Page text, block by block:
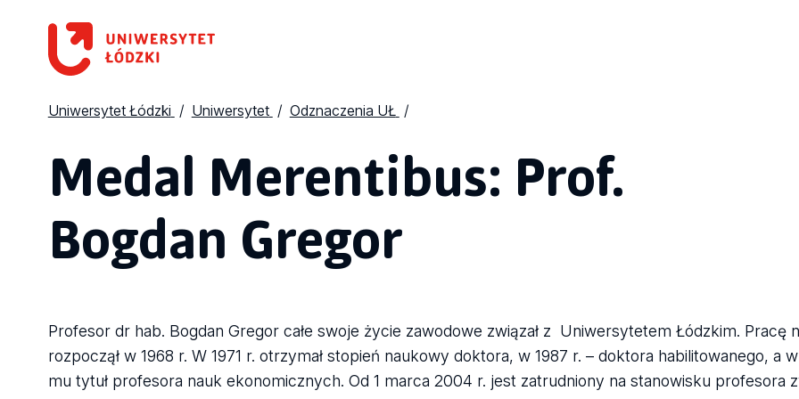
Uniwersytet Łódzki Uniwersytet Odznaczenia UŁ
Medal Merentibus: Prof.
Bogdan Gregor
Profesor dr hab. Bogdan Gregor całe swoje życie zawodowe związał z Uniwersytetem Łódzkim. Pracę
rozpoczął w 1968 r. W 1971 r. otrzymał stopień naukowy doktora, w 1987 r. – doktora habilitowanego, a
mu tytuł profesora nauk ekonomicznych. Od 1 marca 2004 r. jest zatrudniony na stanowisku profesora